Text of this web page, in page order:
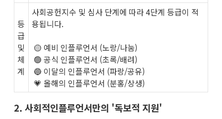
등
급
및
체
계
사회공헌지수 및 심사 단계에 따라 4단계 등급이 적
용됩니다.
🟡 예비 인플루언서 (노랑/나눔)
🟢 공식 인플루언서 (초록/배려)
🔵 이달의 인플루언서 (파랑/공유)
💗 올해의 인플루언서 (분홍/상생)
2. 사회적인플루언서만의 '독보적 지원'